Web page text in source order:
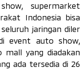
supermarket
Indonesia bisa
jaringan diler
event auto show,
yang diadakan
ada tersedia di 26